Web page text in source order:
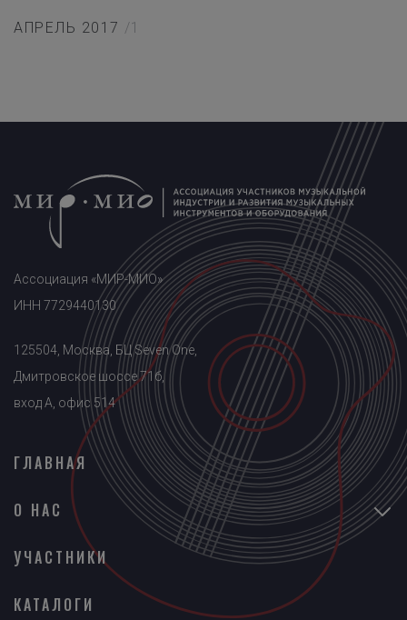
АПРЕЛЬ 2017 /1
Ассоциация «МИР-МИО»
ИНН 7729440130
125504, Москва, БЦ Seven One,
Дмитровское шоссе 71б,
вход A, офис 514
ГЛАВНАЯ
О НАС
УЧАСТНИКИ
КАТАЛОГИ